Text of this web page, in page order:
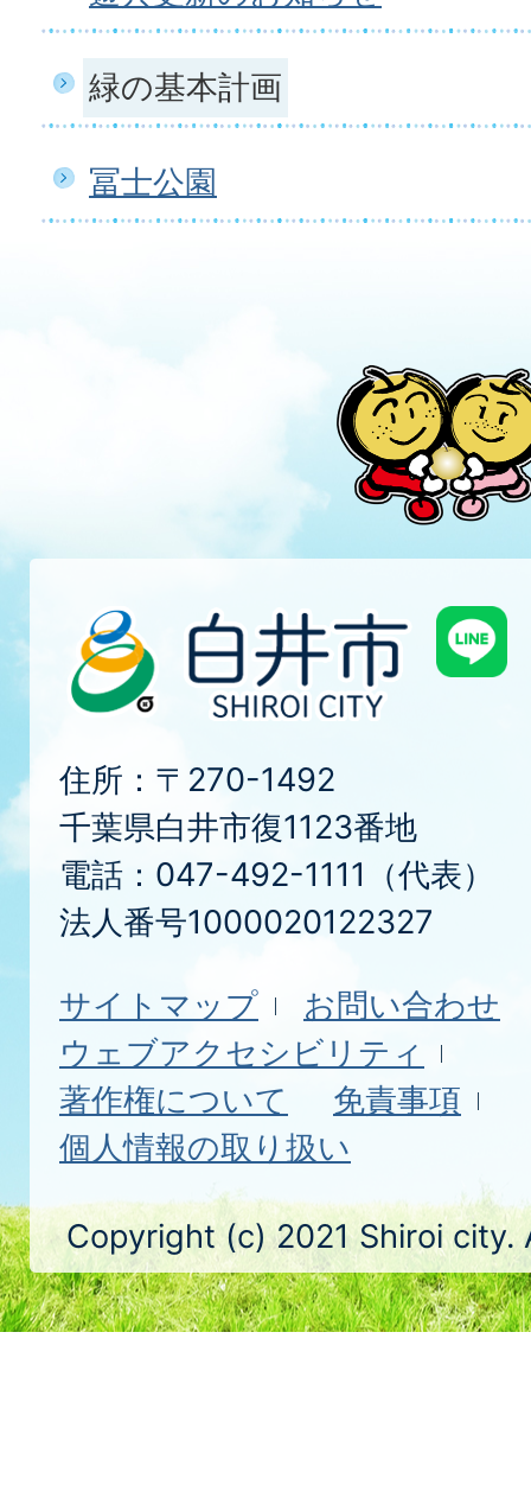
緑の基本計画
冨士公園
住所：〒270-1492
千葉県白井市復1123番地
電話：047-492-1111（代表）
法人番号1000020122327
サイトマップ
お問い合わせ
ウェブアクセシビリティ
著作権について
免責事項
個人情報の取り扱い
Copyright (c) 2021 Shiroi city.